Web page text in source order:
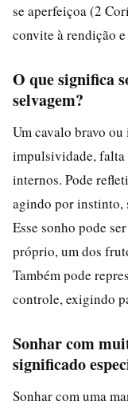
se aperfeiçoa (2
convite à rendição
O que significa
selvagem?
Um cavalo bravo
impulsividade,
internos. Pode
agindo por instinto,
Esse sonho pode
próprio, um dos
Também pode
controle, exigindo
Sonhar com
significado
Sonhar com uma